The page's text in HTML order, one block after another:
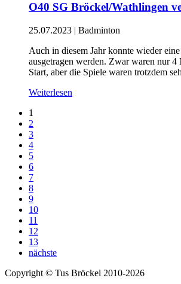
O40 SG Bröckel/Wathlingen
25.07.2023 | Badminton
Auch in diesem Jahr konnte wieder
ausgetragen werden. Zwar waren nur 4
Start, aber die Spiele waren trotzdem
Weiterlesen
1
2
3
4
5
6
7
8
9
10
11
12
13
nächste
Copyright © Tus Bröckel 2010-2026